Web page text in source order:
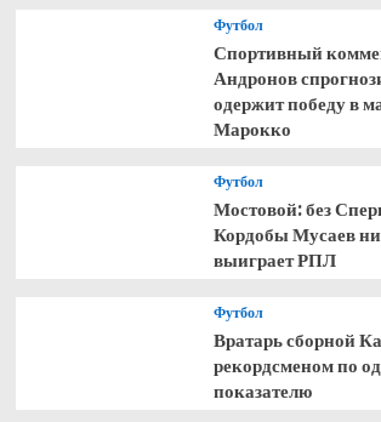
Футбол
Спортивный
Андронов
одержит победу в
Марокко
Футбол
Мостовой: без
Кордобы Мусаев
выиграет РПЛ
Футбол
Вратарь сборной
рекордсменом по
показателю